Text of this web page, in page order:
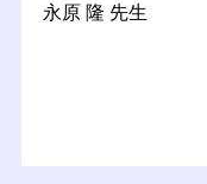
永原 隆 先生